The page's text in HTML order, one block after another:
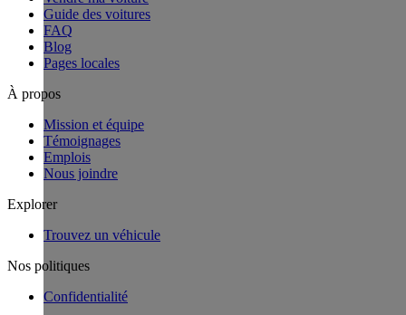
Guide des voitures
FAQ
Blog
Pages locales
À propos
Mission et équipe
Témoignages
Emplois
Nous joindre
Explorer
Trouvez un véhicule
Nos politiques
Confidentialité